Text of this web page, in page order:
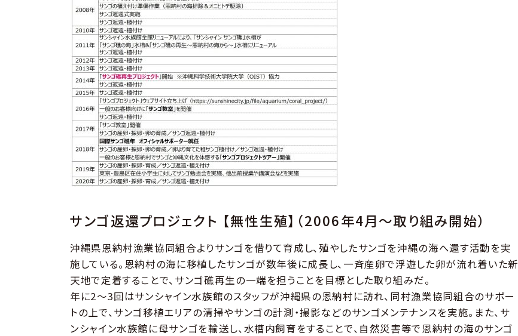
サンゴ返還プロジェクト 【無性生殖】（2006年4月～取り組み開始）
沖縄県恩納村漁業協同組合よりサンゴを借りて育成し、殖やしたサンゴを沖縄の海へ還す活動を実
施している。恩納村の海に移植したサンゴが数年後に成長し、一斉産卵で浮遊した卵が流れ着いた新
天地で定着することで、サンゴ礁再生の一端を担うことを目標とした取り組みだ。
年に2～3回はサンシャイン水族館のスタッフが沖縄県の恩納村に訪れ、同村漁業協同組合のサポー
トの上で、サンゴ移植エリアの清掃やサンゴの計測・撮影などのサンゴメンテナンスを実施。また、サ
ンシャイン水族館に母サンゴを輸送し、水槽内飼育をすることで、自然災害等で恩納村の海のサンゴ